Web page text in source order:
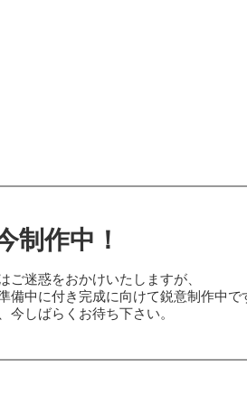
制作中！
ご迷惑をおかけいたしますが、
備中に付き完成に向けて鋭意制作中で
今しばらくお待ち下さい。